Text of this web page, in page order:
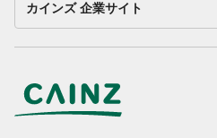
カインズ 企業サイト